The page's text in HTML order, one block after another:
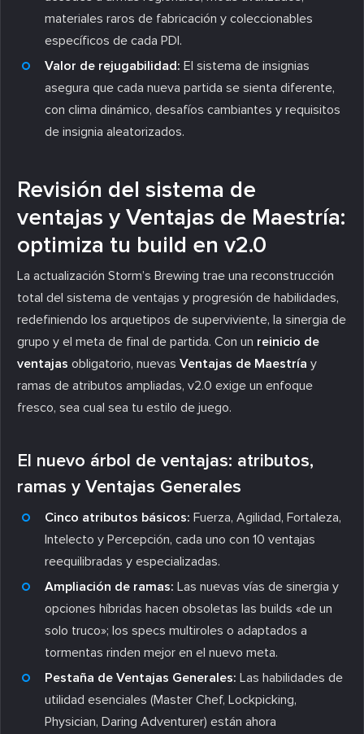
materiales raros de fabricación y coleccionables
específicos de cada PDI.
Valor de rejugabilidad: El sistema de insignias
asegura que cada nueva partida se sienta diferente,
con clima dinámico, desafíos cambiantes y requisitos
de insignia aleatorizados.
Revisión del sistema de
ventajas y Ventajas de Maestría:
optimiza tu build en v2.0
La actualización Storm’s Brewing trae una reconstrucción
total del sistema de ventajas y progresión de habilidades,
redefiniendo los arquetipos de superviviente, la sinergia de
grupo y el meta de final de partida. Con un reinicio de
ventajas obligatorio, nuevas Ventajas de Maestría y
ramas de atributos ampliadas, v2.0 exige un enfoque
fresco, sea cual sea tu estilo de juego.
El nuevo árbol de ventajas: atributos,
ramas y Ventajas Generales
Cinco atributos básicos: Fuerza, Agilidad, Fortaleza,
Intelecto y Percepción, cada uno con 10 ventajas
reequilibradas y especializadas.
Ampliación de ramas: Las nuevas vías de sinergia y
opciones híbridas hacen obsoletas las builds «de un
solo truco»; los specs multiroles o adaptados a
tormentas rinden mejor en el nuevo meta.
Pestaña de Ventajas Generales: Las habilidades de
utilidad esenciales (Master Chef, Lockpicking,
Physician, Daring Adventurer) están ahora